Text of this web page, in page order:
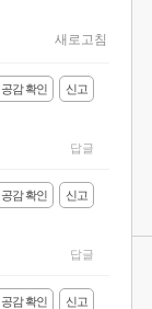
새로고침
신고
공감 확인
답글
신고
공감 확인
답글
신고
공감 확인